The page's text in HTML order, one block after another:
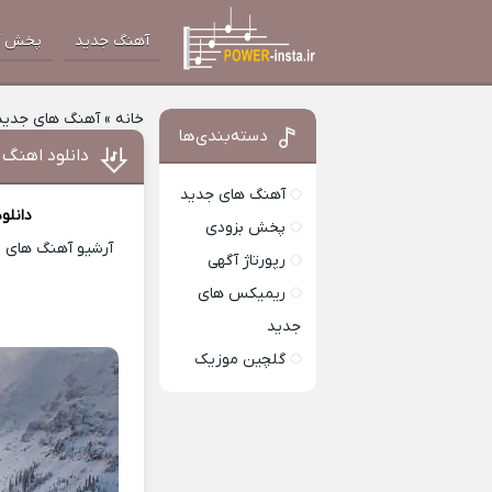
آهنگ جدید پخش
خانه »آهنگ های
دانلود
آرشیو آهنگ های
دسته‌بندی‌ها
آهنگ های جدید
پخش بزودی
رپورتاژ آگهی
ریمیکس های
جدید
گلچین موزیک